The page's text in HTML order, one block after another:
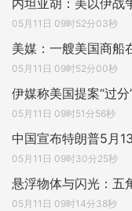
内坦亚胡：美以伊战
05月11日 09时52分03秒
美媒：一艘美国商船
05月11日 09时52分00秒
伊媒称美国提案“过
05月11日 09时51分56秒
中国宣布特朗普5月
05月11日 09时30分25秒
悬浮物体与闪光：五
05月11日 09时14分38秒